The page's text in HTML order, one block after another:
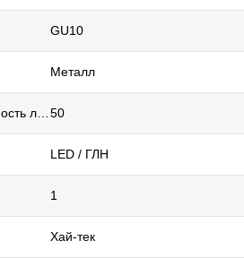
GU10
Металл
50
LED / ГЛН
1
Хай-тек